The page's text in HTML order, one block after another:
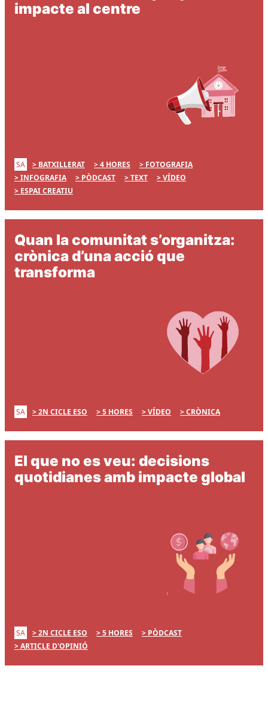
impacte al centre
SA BATXILLERAT 4 HORES
FOTOGRAFIA
INFOGRAFIA
PÒDCAST TEXT
VÍDEO
ESPAI CREATIU
Quan la comunitat s’organitza:
crònica d’una acció que
transforma
SA 2N CICLE ESO 5 HORES VÍDEO CRÒNICA
El que no es veu: decisions
quotidianes amb impacte global
SA 2N CICLE ESO 5 HORES
PÒDCAST
ARTICLE D'OPINIÓ